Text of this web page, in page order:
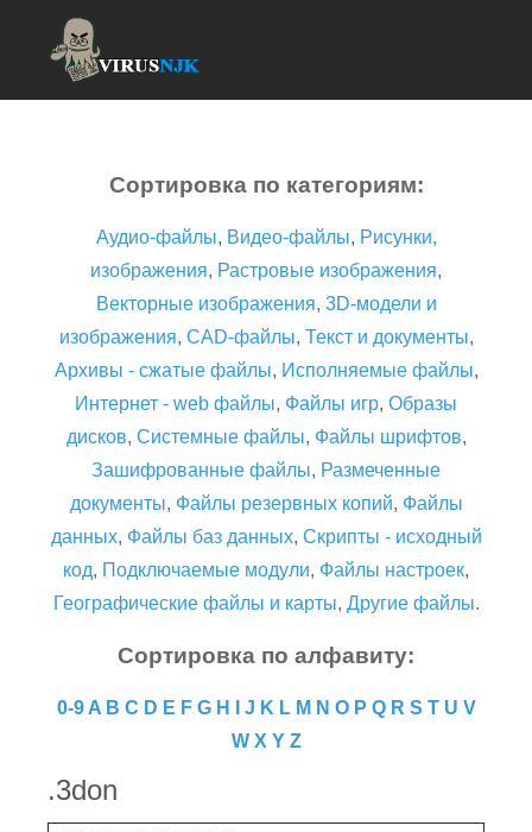
Сортировка по категориям:
Аудио-файлы, Видео-файлы, Рисунки,
изображения, Растровые изображения,
Векторные изображения, 3D-модели и
изображения, CAD-файлы, Текст и документы,
Архивы - сжатые файлы, Исполняемые файлы,
Интернет - web файлы, Файлы игр, Образы
дисков, Системные файлы, Файлы шрифтов,
Зашифрованные файлы, Размеченные
документы, Файлы резервных копий, Файлы
данных, Файлы баз данных, Скрипты - исходный
код, Подключаемые модули, Файлы настроек,
Географические файлы и карты, Другие файлы.
Сортировка по алфавиту:
0-9 A B C D E F G H J K L M N O P Q R S T U V
W X Y Z
.3don